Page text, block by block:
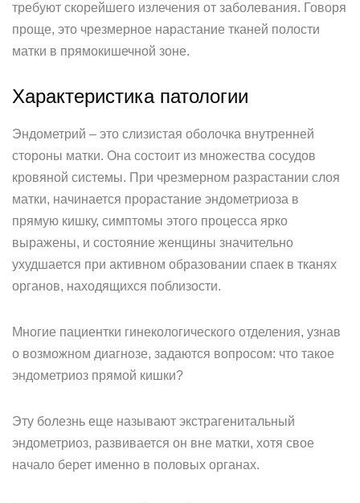
требуют скорейшего излечения от заболевания. Говоря
проще, это чрезмерное нарастание тканей полости
матки в прямокишечной зоне.
Характеристика патологии
Эндометрий – это слизистая оболочка внутренней
стороны матки. Она состоит из множества сосудов
кровяной системы. При чрезмерном разрастании слоя
матки, начинается прорастание эндометриоза в
прямую кишку, симптомы этого процесса ярко
выражены, и состояние женщины значительно
ухудшается при активном образовании спаек в тканях
органов, находящихся поблизости.
Многие пациентки гинекологического отделения, узнав
о возможном диагнозе, задаются вопросом: что такое
эндометриоз прямой кишки?
Эту болезнь еще называют экстрагенитальный
эндометриоз, развивается он вне матки, хотя свое
начало берет именно в половых органах.